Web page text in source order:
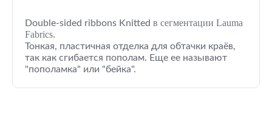
Double-sided ribbons Knitted в сегментации Lauma
Fabrics.
Тонкая, пластичная отделка для обтачки краёв,
так как сгибается пополам. Еще ее называют
"пополамка" или "бейка".